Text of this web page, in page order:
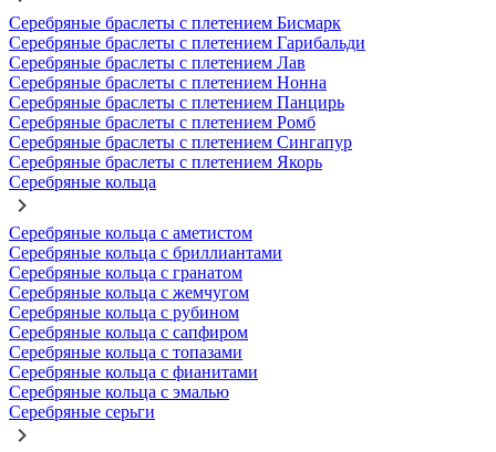
Серебряные браслеты с плетением Бисмарк
Серебряные браслеты с плетением Гарибальди
Серебряные браслеты с плетением Лав
Серебряные браслеты с плетением Нонна
Серебряные браслеты с плетением Панцирь
Серебряные браслеты с плетением Ромб
Серебряные браслеты с плетением Сингапур
Серебряные браслеты с плетением Якорь
Серебряные кольца
Серебряные кольца с аметистом
Серебряные кольца с бриллиантами
Серебряные кольца с гранатом
Серебряные кольца с жемчугом
Серебряные кольца с рубином
Серебряные кольца с сапфиром
Серебряные кольца с топазами
Серебряные кольца с фианитами
Серебряные кольца с эмалью
Серебряные серьги